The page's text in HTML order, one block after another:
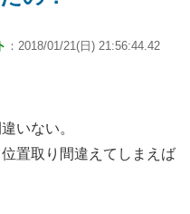
：2018/01/21(日) 21:56:44.42
いない。
置取り間違えてしまえば